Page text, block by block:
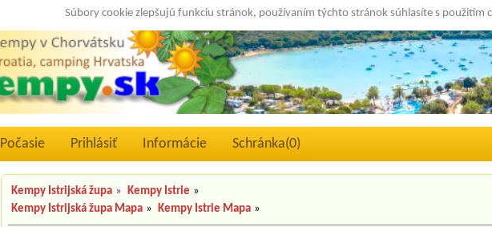
Súbory cookie zlepšujú funkciu stránok, používaním týchto stránok súhlasíte s použitím
Počasie Prihlásiť Informácie Schránka(0)
Kempy Istrijská župa » Kempy Istrie »
Kempy Istrijská župa Mapa » Kempy Istrie Mapa »